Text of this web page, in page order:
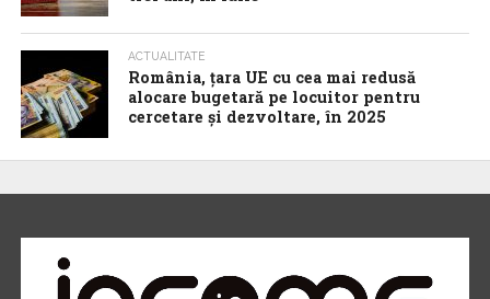
ACTUALITATE
România, țara UE cu cea mai redusă
alocare bugetară pe locuitor pentru
cercetare și dezvoltare, în 2025